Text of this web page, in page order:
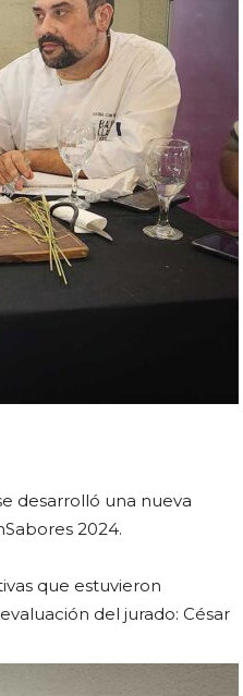
desarrolló una nueva
2024.
que estuvieron
del jurado: César